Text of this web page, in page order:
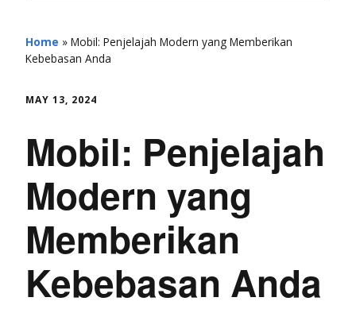
Home » Mobil: Penjelajah Modern yang Memberikan
Kebebasan Anda
MAY 13, 2024
Mobil: Penjelajah
Modern yang
Memberikan
Kebebasan Anda